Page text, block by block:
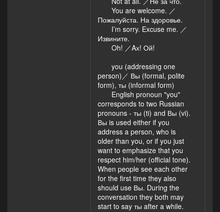
You are welcome. ／
Пожалуйста. На здоровье.
I’m sorry. Excuse me. ／
Извините.
Oh! ／Aх! Ой!
you (addressing one
person)／ Вы (formal, polite
form), ты (informal form)
English pronoun "you"
corresponds to two Russian
pronouns - ты (ti) and Вы (vi).
Вы is used either if you
address a person, who is
older than you, or if you just
want to emphasize that you
respect him/her (official tone).
When people see each other
for the first time they also
should use Вы. During the
conversation they both may
start to say ты after a while.